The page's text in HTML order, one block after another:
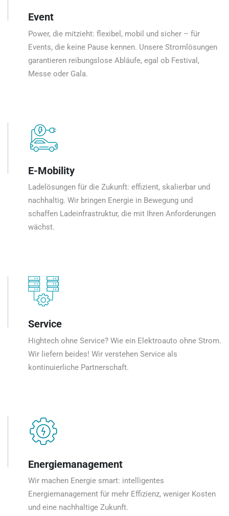
Event
Power, die mitzieht: flexibel, mobil und sicher – für
Events, die keine Pause kennen. Unsere Stromlösungen
garantieren reibungslose Abläufe, egal ob Festival,
Messe oder Gala.
E-Mobility
Ladelösungen für die Zukunft: effizient, skalierbar und
nachhaltig. Wir bringen Energie in Bewegung und
schaffen Ladeinfrastruktur, die mit Ihren Anforderungen
wächst.
Service
Hightech ohne Service? Wie ein Elektroauto ohne Strom.
Wir liefern beides! Wir verstehen Service als
kontinuierliche Partnerschaft.
Energiemanagement
Wir machen Energie smart: intelligentes
Energiemanagement für mehr Effizienz, weniger Kosten
und eine nachhaltige Zukunft.